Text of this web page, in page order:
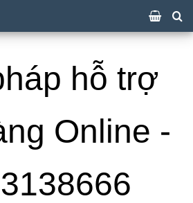
hỗ trợ
Online -